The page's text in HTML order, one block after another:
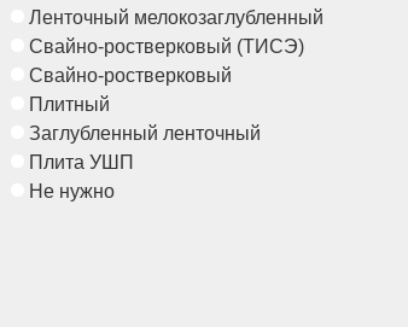
Ленточный мелокозаглубленный
Свайно-ростверковый (ТИСЭ)
Свайно-ростверковый
Плитный
Заглубленный ленточный
Плита УШП
Не нужно